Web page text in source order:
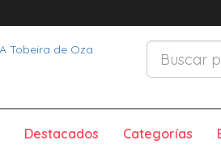
Destacados Categorías